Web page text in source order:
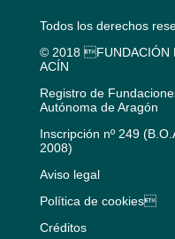
Todos los derechos
© 2018 FUNDACIÓN
ACÍN
Registro de
Autónoma de Aragón
Inscripción nº 249
2008)
Aviso legal
Política de cookies
Créditos